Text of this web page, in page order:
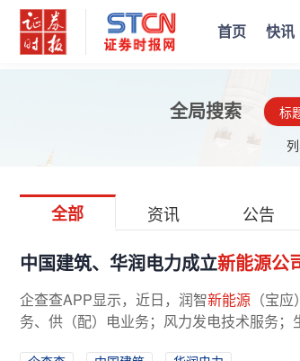
首页 快讯
全局搜索 标
全部 资讯 公告
中国建筑、华润电力成立新能源公
企查查APP显示，近日，润智新能源 （宝
务、供（配）电业务；风力发电技术服务